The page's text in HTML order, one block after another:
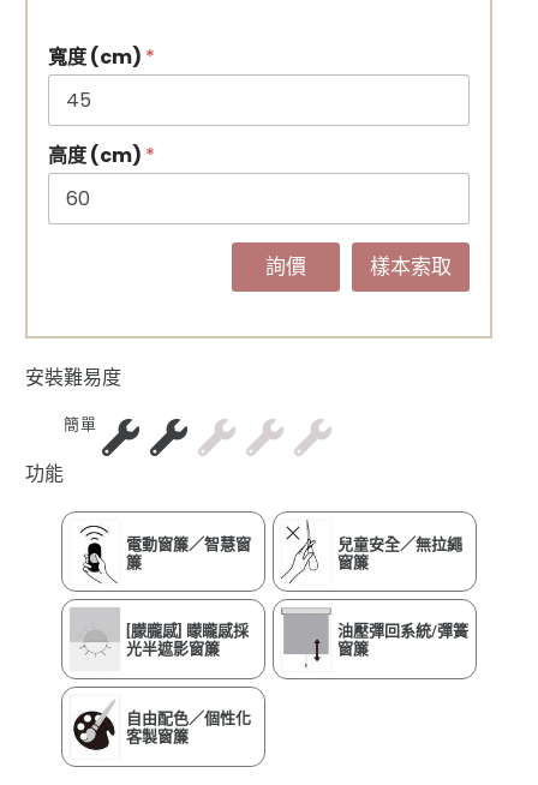
寬度 (cm) *
高度 (cm) *
詢價 樣本索取
安裝難易度
簡單
功能
電動窗簾／智慧窗
簾
兒童安全／無拉繩
窗簾
[朦朧感] 矇矓感採
光半遮影窗簾
油壓彈回系統/彈簧
窗簾
自由配色／個性化
客製窗簾